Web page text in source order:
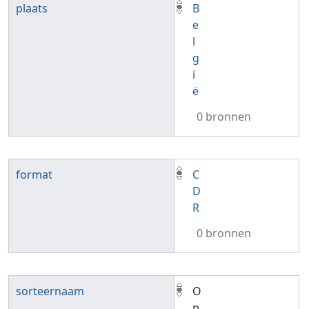
plaats
B
e
l
g
i
ë
0 bronnen
format
C
D
R
0 bronnen
sorteernaam
O